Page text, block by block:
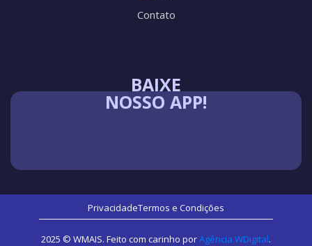
BAIXE
NOSSO APP!
Contato
PrivacidadeTermos e Condições
2025 © WMAIS. Feito com carinho porAgência WDigital.